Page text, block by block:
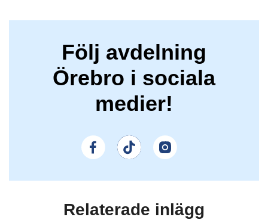
Följ avdelning
Örebro i sociala
medier!
Relaterade inlägg